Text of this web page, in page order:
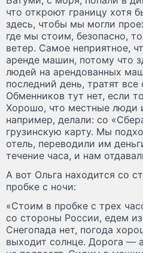
что откроют границу хотя
здесь, чтобы мы могли
где мы стоим, безопасно,
ветер. Самое неприятное,
аренде машин, потому что
людей на арендованных
последний день, тратят все
Обменников тут нет, если
Хорошо, что местные люди
например, делали: со
грузинскую карту. Мы
отель, переводили им
течение часа, и нам
А вот Ольга находится со
пробке с ночи:
«Стоим в пробке с трех
со стороны России, едем
Снегопада нет, погода
выходит солнце. Дорога —